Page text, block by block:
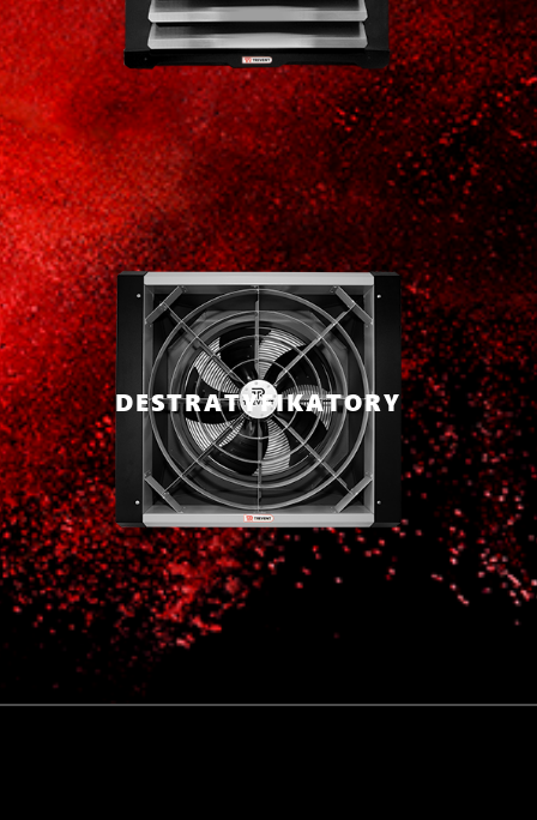
DESTRATYFIKATORY